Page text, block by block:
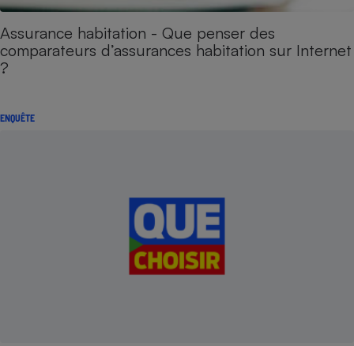
Assurance habitation - Que penser des
comparateurs d’assurances habitation sur Internet
?
ENQUÊTE